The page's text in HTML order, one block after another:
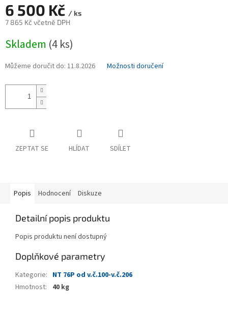
6 500 Kč / ks
7 865 Kč včetně DPH
cena:
Skladem (4 ks)
Můžeme doručit do: 11.8.2026 Možnosti doručení
ZEPTAT SE HLÍDAT SDÍLET
Popis Hodnocení Diskuze
Detailní popis produktu
Popis produktu není dostupný
Doplňkové parametry
Kategorie: NT 76P od v.č.100-v.č.206
Hmotnost: 40 kg